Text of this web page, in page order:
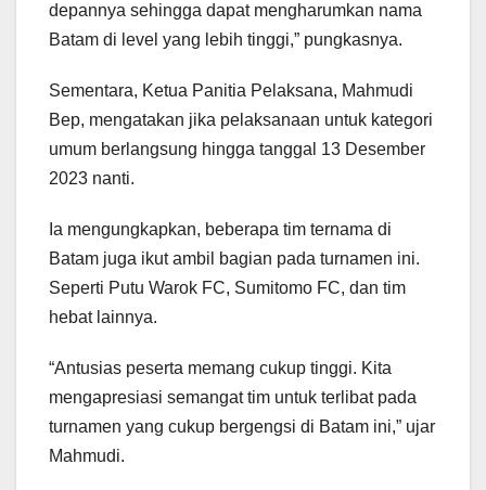
depannya sehingga dapat mengharumkan nama
Batam di level yang lebih tinggi,” pungkasnya.
Sementara, Ketua Panitia Pelaksana, Mahmudi
Bep, mengatakan jika pelaksanaan untuk kategori
umum berlangsung hingga tanggal 13 Desember
2023 nanti.
Ia mengungkapkan, beberapa tim ternama di
Batam juga ikut ambil bagian pada turnamen ini.
Seperti Putu Warok FC, Sumitomo FC, dan tim
hebat lainnya.
“Antusias peserta memang cukup tinggi. Kita
mengapresiasi semangat tim untuk terlibat pada
turnamen yang cukup bergengsi di Batam ini,” ujar
Mahmudi.